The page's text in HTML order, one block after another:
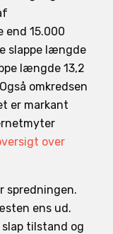
end 15.000
slappe længde
længde 13,2
omkredsen
er markant
over
spredningen.
ens ud.
slap tilstand og